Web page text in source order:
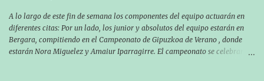
A lo largo de este fin de semana los componentes del equipo actuarán en
diferentes citas: Por un lado, los junior y absolutos del equipo estarán en
Bergara, compitiendo en el Campeonato de Gipuzkoa de Verano , donde
estarán Nora Miguelez y Amaiur Iparragirre. El campeonato se celebrará